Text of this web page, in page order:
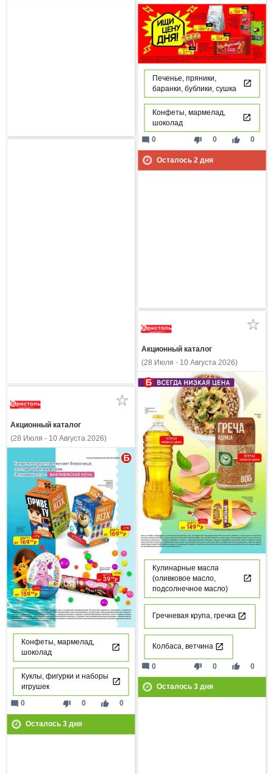
Печенье, пряники,
баранки, бублики, сушка
Конфеты, мармелад,
шоколад
thumb_down 0 thumb_up 0
mode_comment 0
Осталось 2 дня
Акционный каталог
(28 Июля - 10 Августа 2026)
Кулинарные масла
(оливковое масло,
подсолнечное масло)
Гречневая крупа, гречка
Колбаса, ветчина
thumb_down 0 thumb_up 0
mode_comment 0
Осталось 3дня
Акционный каталог
(28 Июля - 10 Августа 2026)
Конфеты, мармелад,
шоколад
Куклы, фигурки и наборы
игрушек
thumb_down 0 thumb_up 0
mode_comment 0
Осталось 3дня